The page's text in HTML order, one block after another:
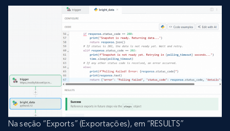
Na seção “Exports” (Exportações), em “RESULTS”